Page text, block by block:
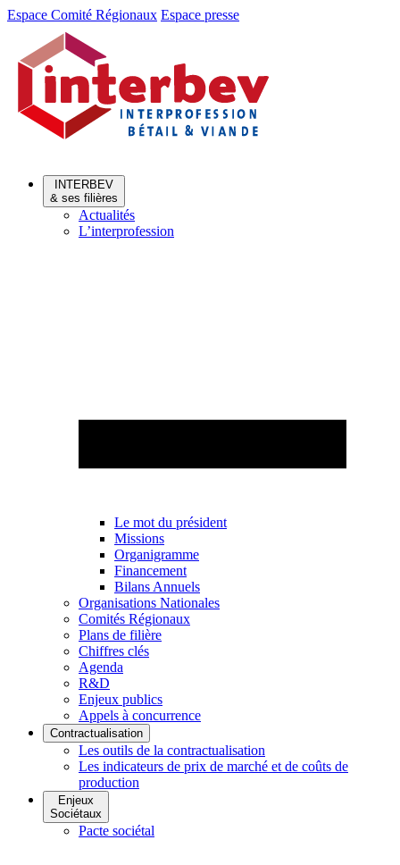
Aller
Aller
contenu
Espace Comité Régionaux Espace presse
INTERBEV
& ses filières
Actualités
L’interprofession
Le mot du président
Missions
Organigramme
Financement
Bilans Annuels
Organisations Nationales
Comités Régionaux
Plans de filière
Chiffres clés
Agenda
R&D
Enjeux publics
Appels à concurrence
Contractualisation
Les outils de la contractualisation
Les indicateurs de prix de marché et de coûts de
production
Enjeux
Sociétaux
Pacte sociétal